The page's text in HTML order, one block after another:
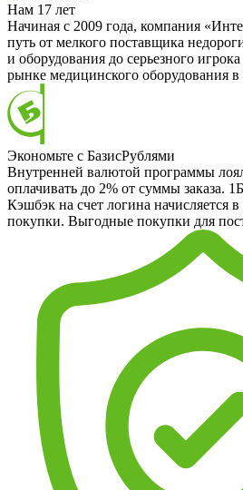
Нам 17 лет
Начиная с 2009 года, компания
путь от мелкого поставщика
и оборудования до серьезного
рынке медицинского оборудования в
Экономьте с БазисРублями
Внутренней валютой программы
оплачивать до 2% от суммы заказа.
Кэшбэк на счет логина начисляется в
покупки. Выгодные покупки для